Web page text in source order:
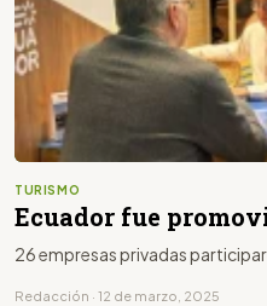
TURISMO
Ecuador fue
26 empresas privadas
Redacción · 12 de marzo, 2025